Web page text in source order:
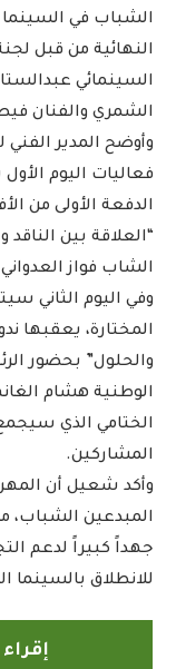
الشباب في السينما
النهائية من قبل
السينمائي
الشمري والفنان
وأوضح المدير
فعاليات اليوم
الدفعة الأولى من
“العلاقة بين
الشاب فواز
وفي اليوم الثاني
المختارة، يعقبها
والحلول” بحضور
الوطنية هشام
الختامي الذي
المشاركين.
وأكد شعيل أن
المبدعين الشباب،
جهداً كبيراً لدعم
للانطلاق بالسينما